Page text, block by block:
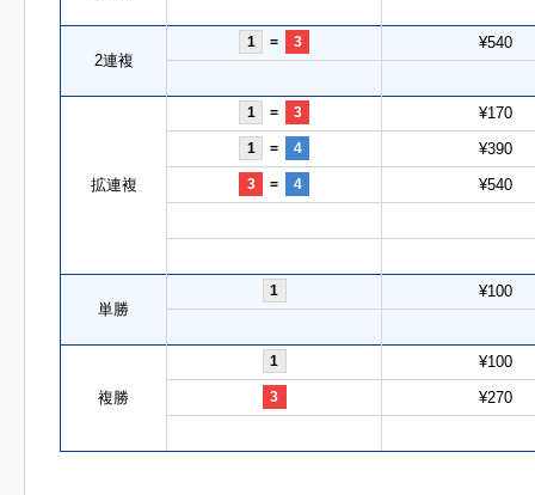
2連複
1 = 3 ¥540
拡連複
1 = 3 ¥170
1 = 4 ¥390
3 = 4 ¥540
単勝
1 ¥100
複勝
1 ¥100
3 ¥270